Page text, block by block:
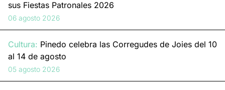
sus Fiestas Patronales 2026
06 agosto 2026
Cultura: Pinedo celebra las Corregudes de Joies del 10
al 14 de agosto
05 agosto 2026